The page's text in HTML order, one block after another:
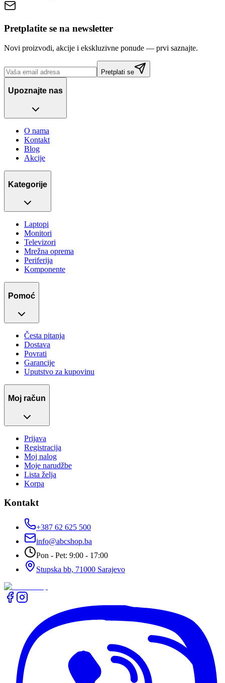
Pretplatite se na newsletter
Novi proizvodi, akcije i ekskluzivne ponude — prvi saznajte.
Pretplati se
Upoznajte nas
O nama
Kontakt
Blog
Akcije
Kategorije
Laptopi
Monitori
Televizori
Mrežna oprema
Periferija
Komponente
Pomoć
Česta pitanja
Dostava
Povrati
Garancije
Uputstvo za kupovinu
Moj račun
Prijava
Registracija
Moj nalog
Moje narudžbe
Lista želja
Korpa
Kontakt
+387 62 625 500
info@abcshop.ba
Pon - Pet: 9:00 - 17:00
Stupska bb, 71000 Sarajevo